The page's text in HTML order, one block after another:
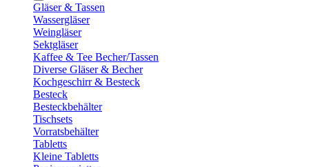
Gläser & Tassen
Wassergläser
Weingläser
Sektgläser
Kaffee & Tee Becher/Tassen
Diverse Gläser & Becher
Kochgeschirr & Besteck
Besteck
Besteckbehälter
Tischsets
Vorratsbehälter
Tabletts
Kleine Tabletts